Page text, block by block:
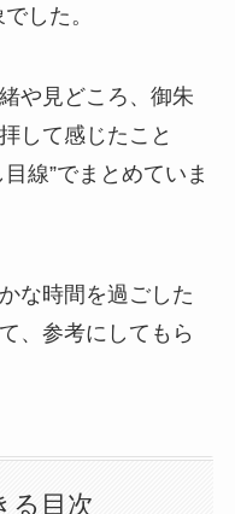
した。
や見どころ、御朱
して感じたこと
線”でまとめていま
な時間を過ごした
、参考にしてもら
る目次